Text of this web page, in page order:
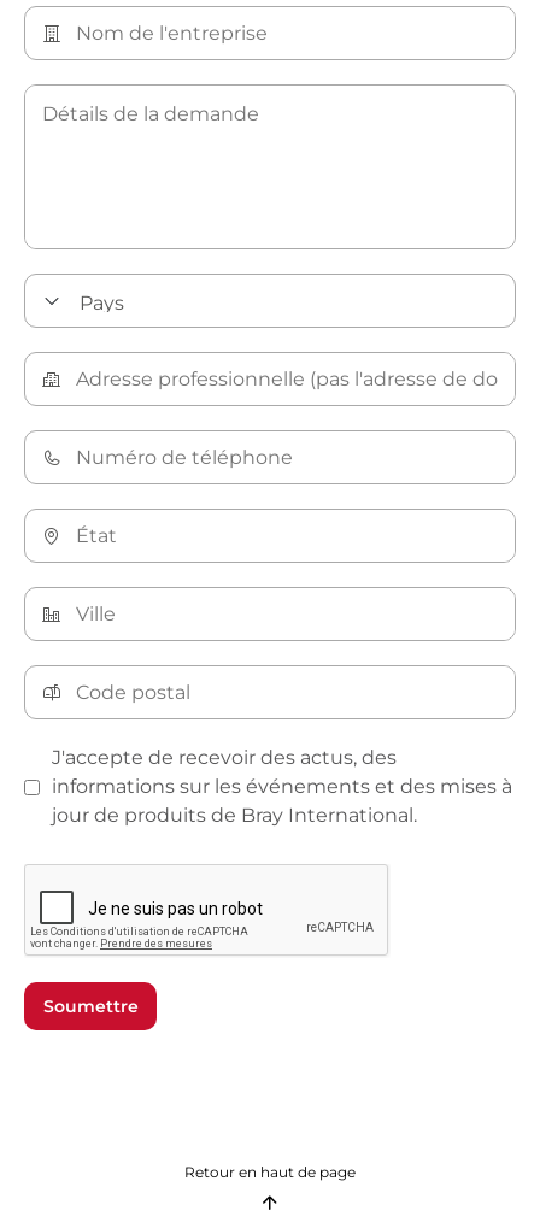
J'accepte de recevoir des actus, des
informations sur les événements et des mises à
jour de produits de Bray International.
Soumettre
Retour en haut de page